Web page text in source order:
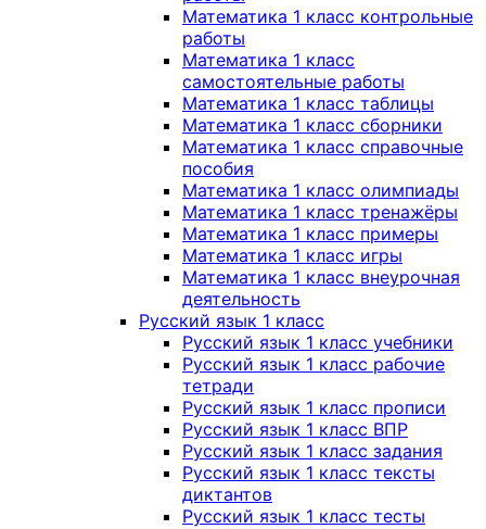
Математика 1 класс контрольные
работы
Математика 1 класс
самостоятельные работы
Математика 1 класс таблицы
Математика 1 класс сборники
Математика 1 класс справочные
пособия
Математика 1 класс олимпиады
Математика 1 класс тренажёры
Математика 1 класс примеры
Математика 1 класс игры
Математика 1 класс внеурочная
деятельность
Русский язык 1 класс
Русский язык 1 класс учебники
Русский язык 1 класс рабочие
тетради
Русский язык 1 класс прописи
Русский язык 1 класс ВПР
Русский язык 1 класс задания
Русский язык 1 класс тексты
диктантов
Русский язык 1 класс тесты